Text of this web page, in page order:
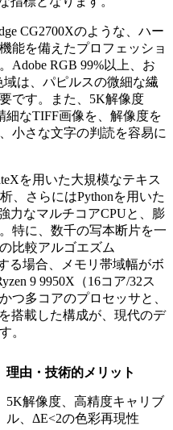
CG2700Xのような、ハー
能を備えたプロフェッショ
Adobe RGB 99%以上、お
域は、パピルスの微細な繊
です。また、5K解像度
細なTIFF画像を、解像度を
小さな文字の判読を容易に
を用いた大規模なテキス
、さらにはPythonを用いた
力なマルチコアCPUと、膨
特に、数千の写本断片を一
比較アルゴエズム
る場合、メモリ帯域幅がボ
9 9950X（16コア/32ス
つ多コアのプロセッサと、
搭載した構成が、現代のデ
。
理由・技術的メリット
5K解像度、高精度キャリブ
ル、ΔE<2の色彩再現性